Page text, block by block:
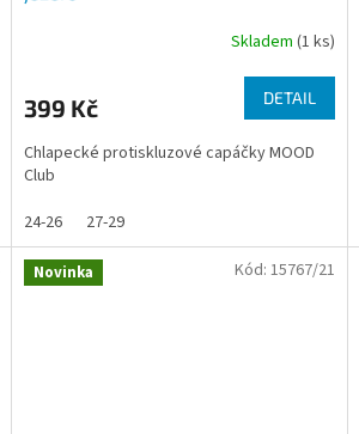
Skladem (1 ks)
399 Kč DETAIL
Chlapecké protiskluzové capáčky MOOD
Club
24-26
27-29
Novinka Kód: 15767/21